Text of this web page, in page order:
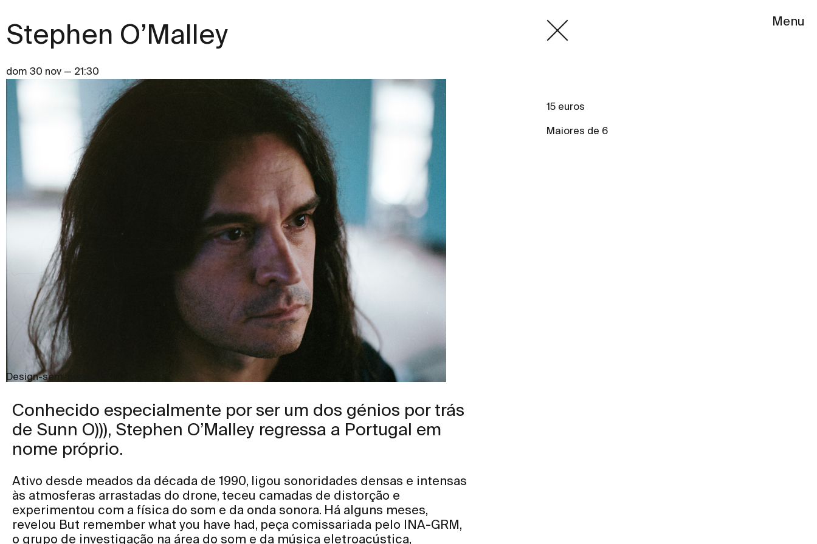
Menu
Stephen O’Malley
dom 30 nov — 21:30
Design-sem-nome-1
15 euros
Maiores de 6
Conhecido especialmente por ser um dos génios por trás
de Sunn O))), Stephen O’Malley regressa a Portugal em
nome próprio.
Ativo desde meados da década de 1990, ligou sonoridades densas e intensas
às atmosferas arrastadas do drone, teceu camadas de distorção e
experimentou com a física do som e da onda sonora. Há alguns meses,
revelou But remember what you have had, peça comissariada pelo INA-GRM,
o grupo de investigação na área do som e da música eletroacústica,